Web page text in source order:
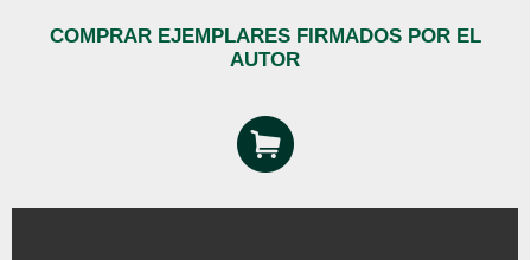
COMPRAR EJEMPLARES FIRMADOS POR EL
AUTOR